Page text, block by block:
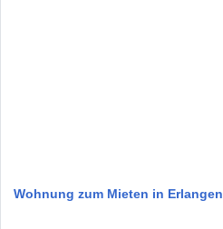
Wohnung zum Mieten in Erlangen